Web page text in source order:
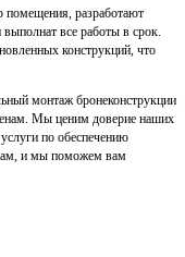
помещения, разработают
все работы в срок.
конструкций, что
монтаж бронеконструкции
Мы ценим доверие наших
по обеспечению
нам, и мы поможем вам